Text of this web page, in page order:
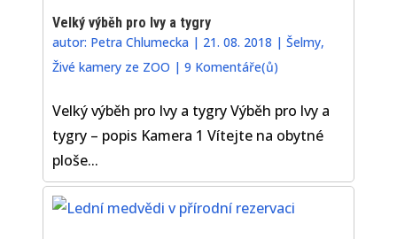
Velký výběh pro lvy a tygry
autor: Petra Chlumecka | 21. 08. 2018 |Šelmy,
Živé kamery ze ZOO |9 Komentáře(ů)
Velký výběh pro lvy a tygry Výběh pro lvy a
tygry – popis Kamera 1 Vítejte na obytné
ploše...